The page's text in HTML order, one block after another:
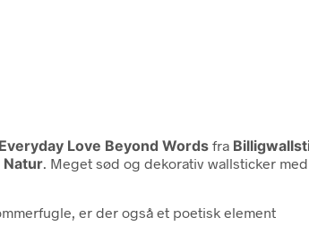
Love Beyond Words fra
Natur . Meget sød og dekorativ wallsticker
er der også et poetisk element